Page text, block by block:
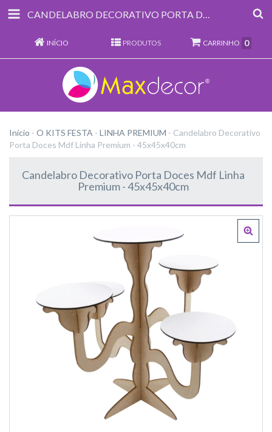
CANDELABRO DECORATIVO PORTA DOCES MDF LINHA PREMIUM - 45X45X40CM
INÍCIO PRODUTOS CARRINHO 0
Início - O KITS FESTA - LINHA PREMIUM - Candelabro Decorativo
Porta Doces Mdf Linha Premium - 45x45x40cm
Candelabro Decorativo Porta Doces Mdf Linha
Premium - 45x45x40cm